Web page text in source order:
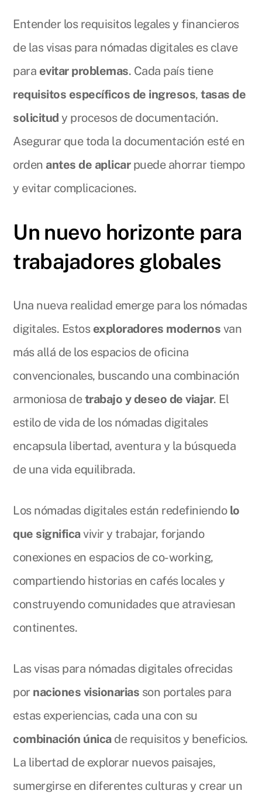
Entender los requisitos legales y financieros
de las visas para nómadas digitales es clave
para evitar problemas. Cada país tiene
requisitos específicos de ingresos,tasas de
solicitud y procesos de documentación.
Asegurar que toda la documentación esté en
orden antes de aplicarpuede ahorrar tiempo
y evitar complicaciones.
Un nuevo horizonte para
trabajadores globales
Una nueva realidad emerge para los nómadas
digitales. Estos exploradores modernos van
más allá de los espacios de oficina
convencionales, buscando una combinación
armoniosa detrabajo y deseo de viajar. El
estilo de vida de los nómadas digitales
encapsula libertad, aventura y la búsqueda
de una vida equilibrada.
Los nómadas digitales están redefiniendo lo
que significavivir y trabajar, forjando
conexiones en espacios de co-working,
compartiendo historias en cafés locales y
construyendo comunidades que atraviesan
continentes.
Las visas para nómadas digitales ofrecidas
por naciones visionarias son portales para
estas experiencias, cada una con su
combinación únicade requisitos y beneficios.
La libertad de explorar nuevos paisajes,
sumergirse en diferentes culturas y crear un